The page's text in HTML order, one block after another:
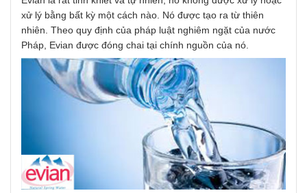
xử lý bằng bất kỳ một cách nào. Nó được tạo ra từ thiên
nhiên. Theo quy định của pháp luật nghiêm ngặt của nước
Pháp, Evian được đóng chai tại chính nguồn của nó.